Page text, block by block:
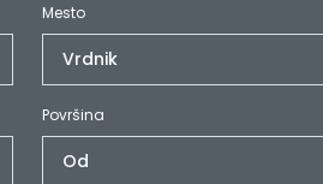
Mesto
Površina